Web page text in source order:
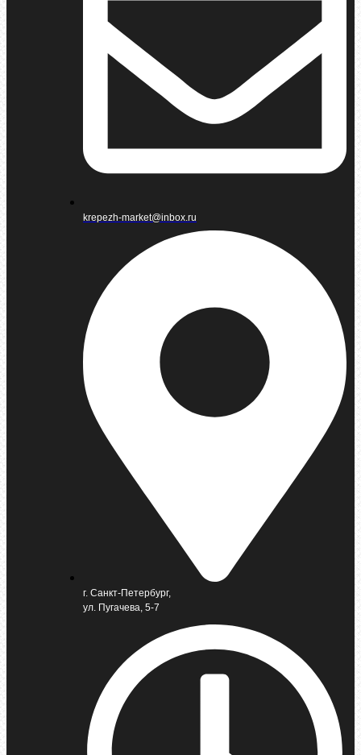
krepezh-market@inbox.ru
г. Санкт-Петербург,
ул. Пугачева, 5-7